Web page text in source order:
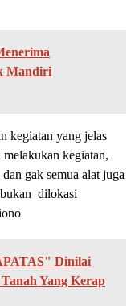
Mandiri
kegiatan yang jelas
kegiatan,
gak semua alat juga
dilokasi
Dinilai
Yang Kerap